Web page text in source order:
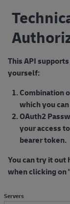
This API supports
yourself:
Combination
which you
OAuth2
your access
bearer token.
You can try it out
when clicking on
Servers